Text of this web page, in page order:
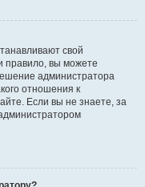
свой
правило, вы можете
администратора
отношения к
Если вы не знаете, за